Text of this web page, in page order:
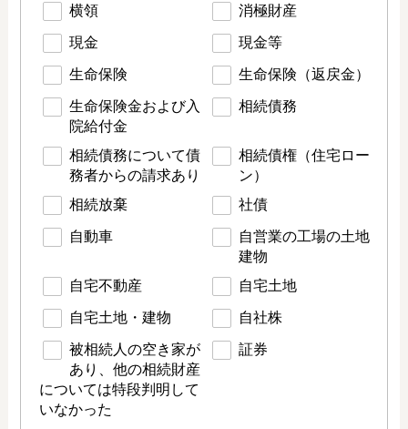
横領 消極財産
現金 現金等
生命保険 生命保険（返戻金）
生命保険金および入
院給付金
相続債務
相続債務について債
務者からの請求あり
相続債権（住宅ロー
ン）
相続放棄
社債
自動車
自営業の工場の土地
建物
自宅不動産
自宅土地
自宅土地・建物 自社株
被相続人の空き家が
あり、他の相続財産
については特段判明して
いなかった
証券